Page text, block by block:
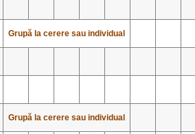
Grupă la cerere sau individual
Grupă la cerere sau individual